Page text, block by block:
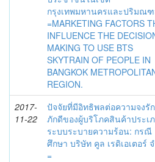
กรุงเทพมหานครและปริมณ
=MARKETING FACTORS
INFLUENCE THE
MAKING TO USE BTS
SKYTRAIN OF PEOPLE IN
BANGKOK
REGION.
2017-
11-22
ปัจจัยที่มีอิทธิพลต่อความจงรัก
ภักดีของผู้บริโภคสินค้าประเ
ระบบระบายความร้อน: กรณี
ศึกษา บริษัท คูล เรดิเอเตอร์
=